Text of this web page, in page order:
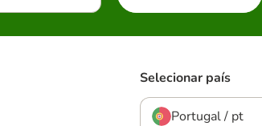
Selecionar país
Portugal / pt